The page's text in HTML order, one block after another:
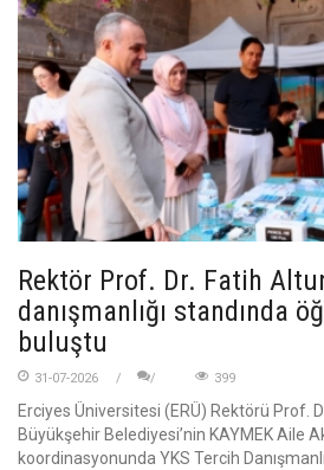
Rektör Prof. Dr. Fatih
danışmanlığı standında
buluştu
31-07-2026 399
Erciyes Üniversitesi (ERÜ) Rektörü Prof.
Büyükşehir Belediyesi’nin KAYMEK Aile
koordinasyonunda YKS Tercih